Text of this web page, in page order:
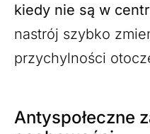
kiedy nie są w
nastrój szybko
przychylności
Antyspołeczne